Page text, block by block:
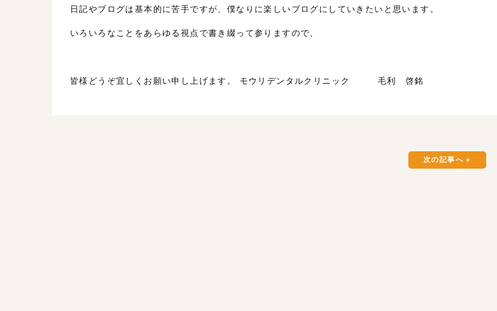
日記やブログは基本的に苦手ですが、僕なりに楽しいブログにしていきたいと思います。
いろいろなことをあらゆる視点で書き綴って参りますので、
皆様どうぞ宜しくお願い申し上げます。 モウリデンタルクリニック 毛利 啓銘
次の記事へ »